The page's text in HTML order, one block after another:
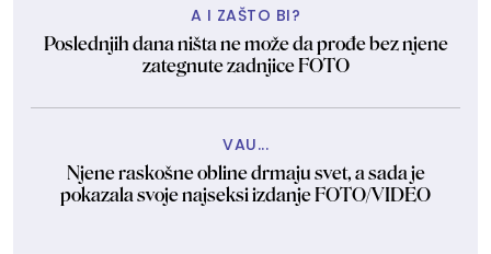
A I ZAŠTO BI?
Poslednjih dana ništa ne može da prođe bez njene
zategnute zadnjice FOTO
VAU...
Njene raskošne obline drmaju svet, a sada je
pokazala svoje najseksi izdanje FOTO/VIDEO